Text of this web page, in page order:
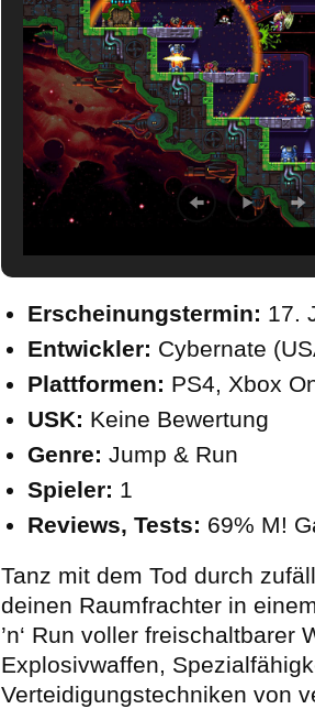
Erscheinungstermin: 17.
Entwickler: Cybernate
Plattformen: PS4, Xbox
USK: Keine Bewertung
Genre: Jump & Run
Spieler: 1
Reviews, Tests: 69% M!
Tanz mit dem Tod durch
deinen Raumfrachter in
’n‘ Run voller freischaltbarer
Explosivwaffen,
Verteidigungstechniken von